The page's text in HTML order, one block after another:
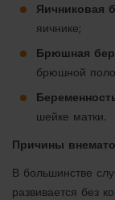
Яичниковая
яичнике;
Брюшная
брюшной
шейке матки.
Причины
В большинстве
развивается без